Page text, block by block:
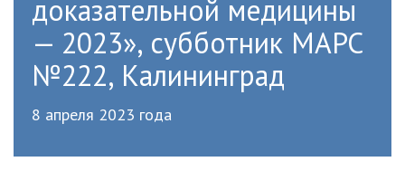
доказательной медицины
— 2023», субботник МАРС
№222, Калининград
8 апреля 2023 года